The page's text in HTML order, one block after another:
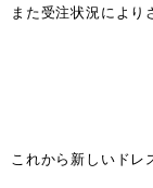
また受注状況により
これから新しいドレ